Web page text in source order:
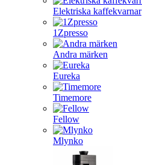
Elektriska kaffekvarnar
1Zpresso
Andra märken
Eureka
Timemore
Fellow
Mlynko